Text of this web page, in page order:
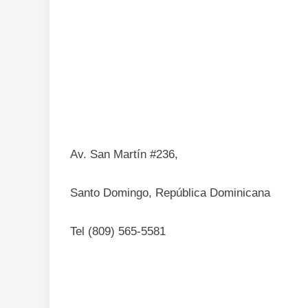
Av. San Martín #236,
Santo Domingo, República Dominicana
Tel (809) 565-5581